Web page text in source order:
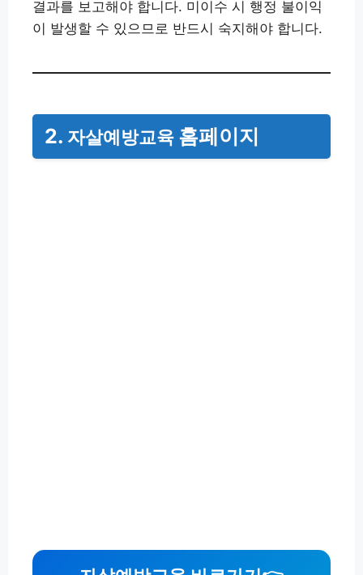
결과를 보고해야 합니다. 미이수 시 행정 불이익
이 발생할 수 있으므로 반드시 숙지해야 합니다.
2. 자살예방교육 홈페이지